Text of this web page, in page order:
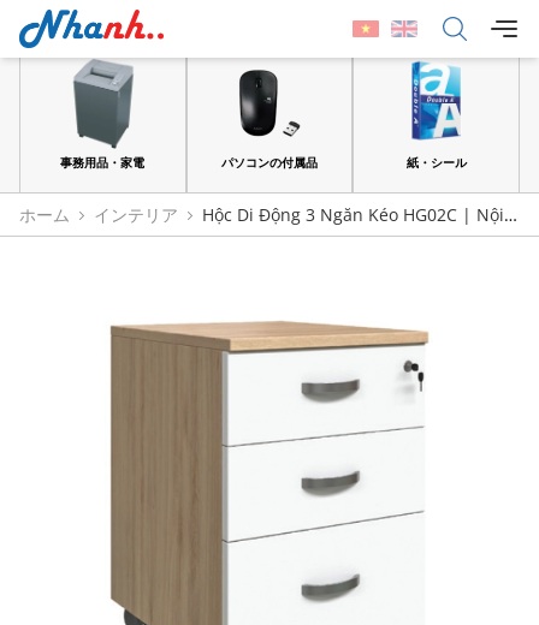
事務用品・家電 パソコンの付属品 紙・シール
ホーム インテリア
Hộc Di Động 3 Ngăn Kéo HG02C | Nội
Thất 190